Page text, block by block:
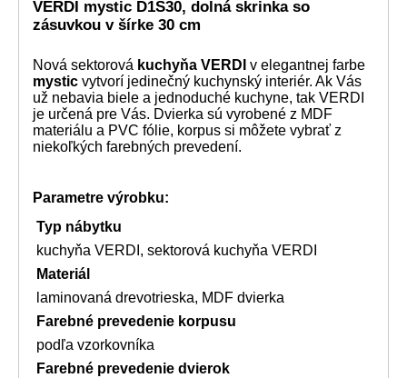
VERDI mystic D1S30, dolná skrinka so
zásuvkou v šírke 30 cm
Nová sektorová kuchyňa VERDI v elegantnej farbe
mystic vytvorí jedinečný kuchynský interiér. Ak Vás
už nebavia biele a jednoduché kuchyne, tak VERDI
je určená pre Vás. Dvierka sú vyrobené z MDF
materiálu a PVC fólie, korpus si môžete vybrať z
niekoľkých farebných prevedení.
Parametre výrobku:
Typ nábytku
kuchyňa VERDI, sektorová kuchyňa VERDI
Materiál
laminovaná drevotrieska, MDF dvierka
Farebné prevedenie korpusu
podľa vzorkovníka
Farebné prevedenie dvierok